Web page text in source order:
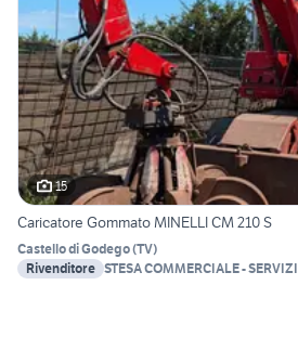
15
Caricatore Gommato MINELLI CM 210 S
Castello di Godego(TV)
Rivenditore STESA COMMERCIALE - SERVIZI